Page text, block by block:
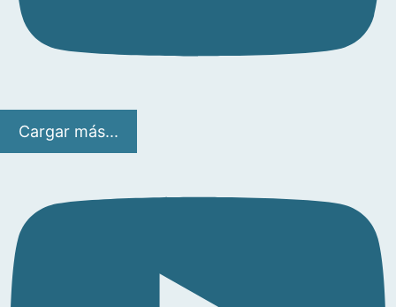
Cargar más...